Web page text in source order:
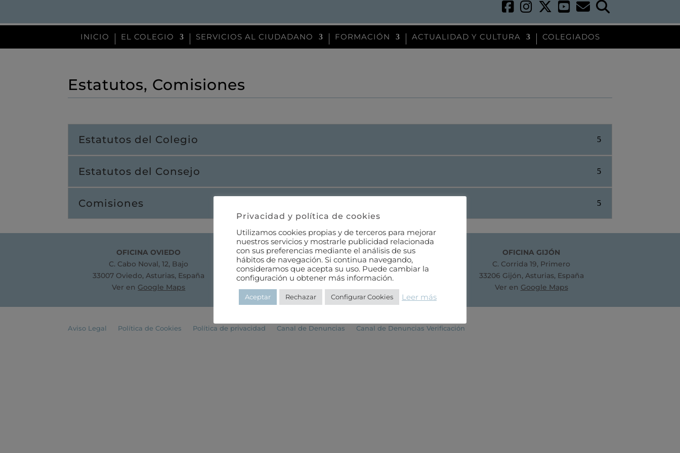
INICIO EL COLEGIO SERVICIOS AL CIUDADANO FORMACIÓN ACTUALIDAD Y CULTURA COLEGIADOS
Estatutos, Comisiones
Estatutos del Colegio
Estatutos del Consejo
Comisiones
OFICINA OVIEDO
C. Cabo Noval, 12, Bajo
33007 Oviedo, Asturias, España
Ver en Google Maps
Teléfono: 985 20 83 03
E-mail:colegio@aparejastur.es
Horario de 8 a 15 de lunes a viernes
OFICINA GIJÓN
C. Corrida 19, Primero
33206 Gijón, Asturias, España
Ver en Google Maps
Aviso Legal Política de Cookies Política de privacidad Canal de Denuncias Canal de Denuncias Verificación
Privacidad y política de cookies
Utilizamos cookies propias y de terceros para mejorar
nuestros servicios y mostrarle publicidad relacionada
con sus preferencias mediante el análisis de sus
hábitos de navegación. Si continua navegando,
consideramos que acepta su uso. Puede cambiar la
configuración u obtener más información.
Aceptar Rechazar Configurar Cookies Leer más